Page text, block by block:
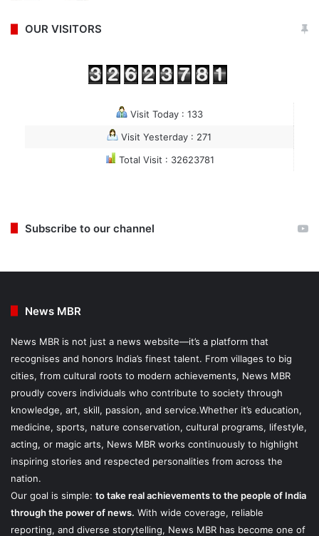
OUR VISITORS
Visit Today : 133
Visit Yesterday : 271
Total Visit : 32623781
Subscribe to our channel
News MBR
News MBR is not just a news website—it’s a platform that
recognises and honors India’s finest talent. From villages to big
cities, from cultural roots to modern achievements, News MBR
proudly covers individuals who contribute to society through
knowledge, art, skill, passion, and service.Whether it’s education,
medicine, sports, nature conservation, cultural programs, lifestyle,
acting, or magic arts, News MBR works continuously to highlight
inspiring stories and respected personalities from across the
nation.
Our goal is simple: to take real achievements to the people of India
through the power of news. With wide coverage, reliable
reporting, and diverse storytelling, News MBR has become one of